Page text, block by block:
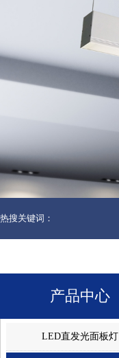
热搜关键词：
产品中心
LED直发光面板灯